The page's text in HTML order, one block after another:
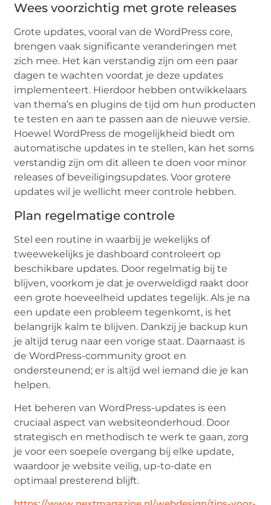
Wees voorzichtig met grote releases
Grote updates, vooral van de WordPress core,
brengen vaak significante veranderingen met
zich mee. Het kan verstandig zijn om een paar
dagen te wachten voordat je deze updates
implementeert. Hierdoor hebben ontwikkelaars
van thema’s en plugins de tijd om hun producten
te testen en aan te passen aan de nieuwe versie.
Hoewel WordPress de mogelijkheid biedt om
automatische updates in te stellen, kan het soms
verstandig zijn om dit alleen te doen voor minor
releases of beveiligingsupdates. Voor grotere
updates wil je wellicht meer controle hebben.
Plan regelmatige controle
Stel een routine in waarbij je wekelijks of
tweewekelijks je dashboard controleert op
beschikbare updates. Door regelmatig bij te
blijven, voorkom je dat je overweldigd raakt door
een grote hoeveelheid updates tegelijk. Als je na
een update een probleem tegenkomt, is het
belangrijk kalm te blijven. Dankzij je backup kun
je altijd terug naar een vorige staat. Daarnaast is
de WordPress-community groot en
ondersteunend; er is altijd wel iemand die je kan
helpen.
Het beheren van WordPress-updates is een
cruciaal aspect van websiteonderhoud. Door
strategisch en methodisch te werk te gaan, zorg
je voor een soepele overgang bij elke update,
waardoor je website veilig, up-to-date en
optimaal presterend blijft.